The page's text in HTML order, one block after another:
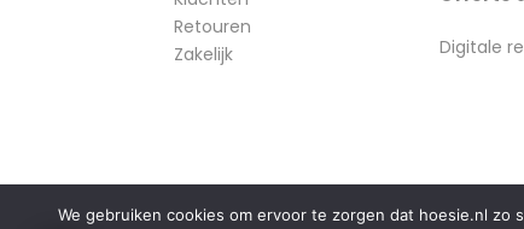
Retouren
Zakelijk
Digitale
We gebruiken cookies om ervoor te zorgen dat hoesie.nl